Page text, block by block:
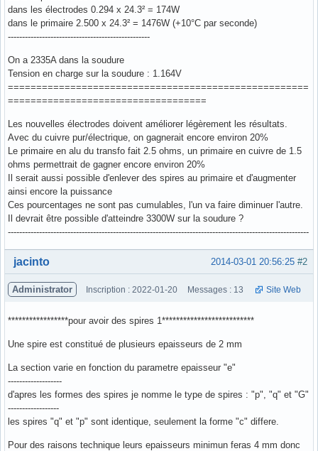
dans les électrodes 0.294 x 24.3² = 174W
dans le primaire 2.500 x 24.3² = 1476W (+10°C par seconde)
--------------------------------------------------
On a 2335A dans la soudure
Tension en charge sur la soudure : 1.164V
=====================================================
===================================
Les nouvelles électrodes doivent améliorer légèrement les résultats.
Avec du cuivre pur/électrique, on gagnerait encore environ 20%
Le primaire en alu du transfo fait 2.5 ohms, un primaire en cuivre de 1.5
ohms permettrait de gagner encore environ 20%
Il serait aussi possible d'enlever des spires au primaire et d'augmenter
ainsi encore la puissance
Ces pourcentages ne sont pas cumulables, l'un va faire diminuer l'autre.
Il devrait être possible d'atteindre 3300W sur la soudure ?
----------------------------------------------------------------------------------------------------------
Hors ligne #2
2014-03-01 20:56:25
jacinto
Administrator Inscription : 2022-01-20 Messages : 13 Site Web
*****************pour avoir des spires 1**************************
Une spire est constitué de plusieurs epaisseurs de 2 mm
La section varie en fonction du parametre epaisseur "e"
-------------------
d'apres les formes des spires je nomme le type de spires : "p", "q" et "G"
------------------
les spires "q" et "p" sont identique, seulement la forme "c" differe.
Pour des raisons technique leurs epaisseurs minimun feras 4 mm donc